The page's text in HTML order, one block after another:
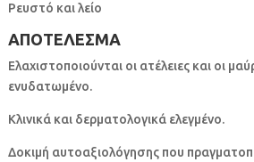
Ρευστό και λείο
ΑΠΟΤΕΛΕΣΜΑ
Ελαχιστοποιούνται οι ατέλειες και οι
ενυδατωμένο.
Κλινικά και δερματολογικά ελεγμένο.
Δοκιμή αυτοαξιολόγησης που